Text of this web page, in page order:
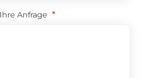
Anfrage